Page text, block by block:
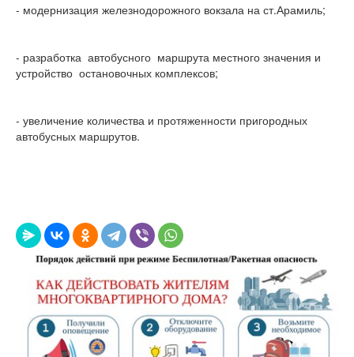
- модернизация железнодорожного вокзала на ст.Арамиль;
- разработка автобусного маршрута местного значения и
устройство остановочных комплексов;
- увеличение количества и протяженности пригородных
автобусных маршрутов.